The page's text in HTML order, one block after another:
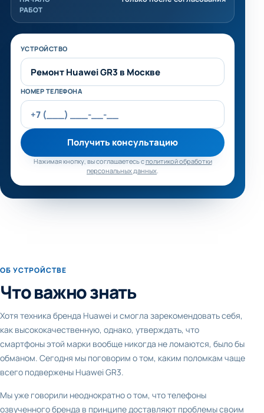
РАБОТ
Не заполняйте это поле
УСТРОЙСТВО
НОМЕР ТЕЛЕФОНА
Получить консультацию
Нажимая кнопку, вы соглашаетесь сполитикой обработки
персональных данных.
ОБ УСТРОЙСТВЕ
Что важно знать
Хотя техника бренда Huawei и смогла зарекомендовать себя,
как высококачественную, однако, утверждать, что
смартфоны этой марки вообще никогда не ломаются, было бы
обманом. Сегодня мы поговорим о том, каким поломкам чаще
всего подвержены Huawei GR3.
Мы уже говорили неоднократно о том, что телефоны
озвученного бренда в принципе доставляют проблемы своим